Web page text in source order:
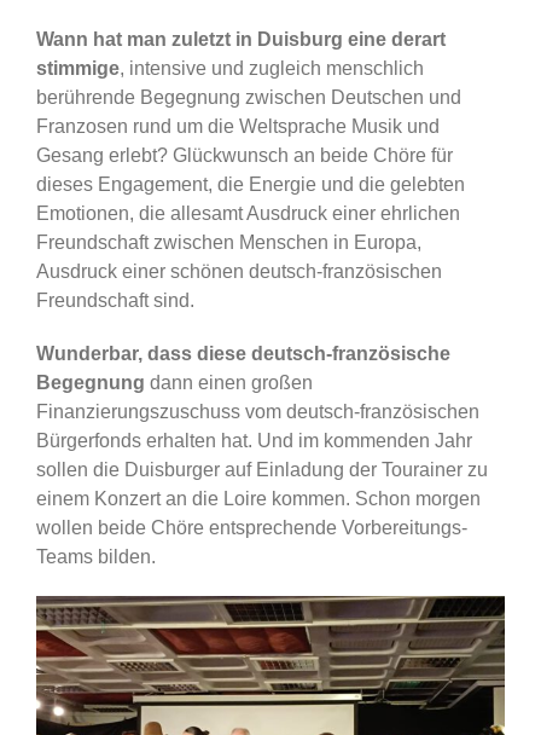
Wann hat man zuletzt in Duisburg eine derart
stimmige, intensive und zugleich menschlich
berührende Begegnung zwischen Deutschen und
Franzosen rund um die Weltsprache Musik und
Gesang erlebt? Glückwunsch an beide Chöre für
dieses Engagement, die Energie und die gelebten
Emotionen, die allesamt Ausdruck einer ehrlichen
Freundschaft zwischen Menschen in Europa,
Ausdruck einer schönen deutsch-französischen
Freundschaft sind.
Wunderbar, dass diese deutsch-französische
Begegnung dann einen großen
Finanzierungszuschuss vom deutsch-französischen
Bürgerfonds erhalten hat. Und im kommenden Jahr
sollen die Duisburger auf Einladung der Tourainer zu
einem Konzert an die Loire kommen. Schon morgen
wollen beide Chöre entsprechende Vorbereitungs-
Teams bilden.